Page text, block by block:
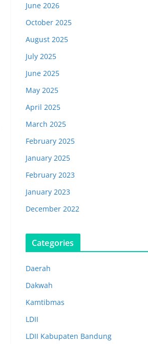
June 2026
October 2025
August 2025
July 2025
June 2025
May 2025
April 2025
March 2025
February 2025
January 2025
February 2023
January 2023
December 2022
Categories
Daerah
Dakwah
Kamtibmas
LDII
LDII Kabupaten Bandung